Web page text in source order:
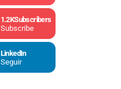
1.2KSubscribers
Subscribe
LinkedIn
Seguir